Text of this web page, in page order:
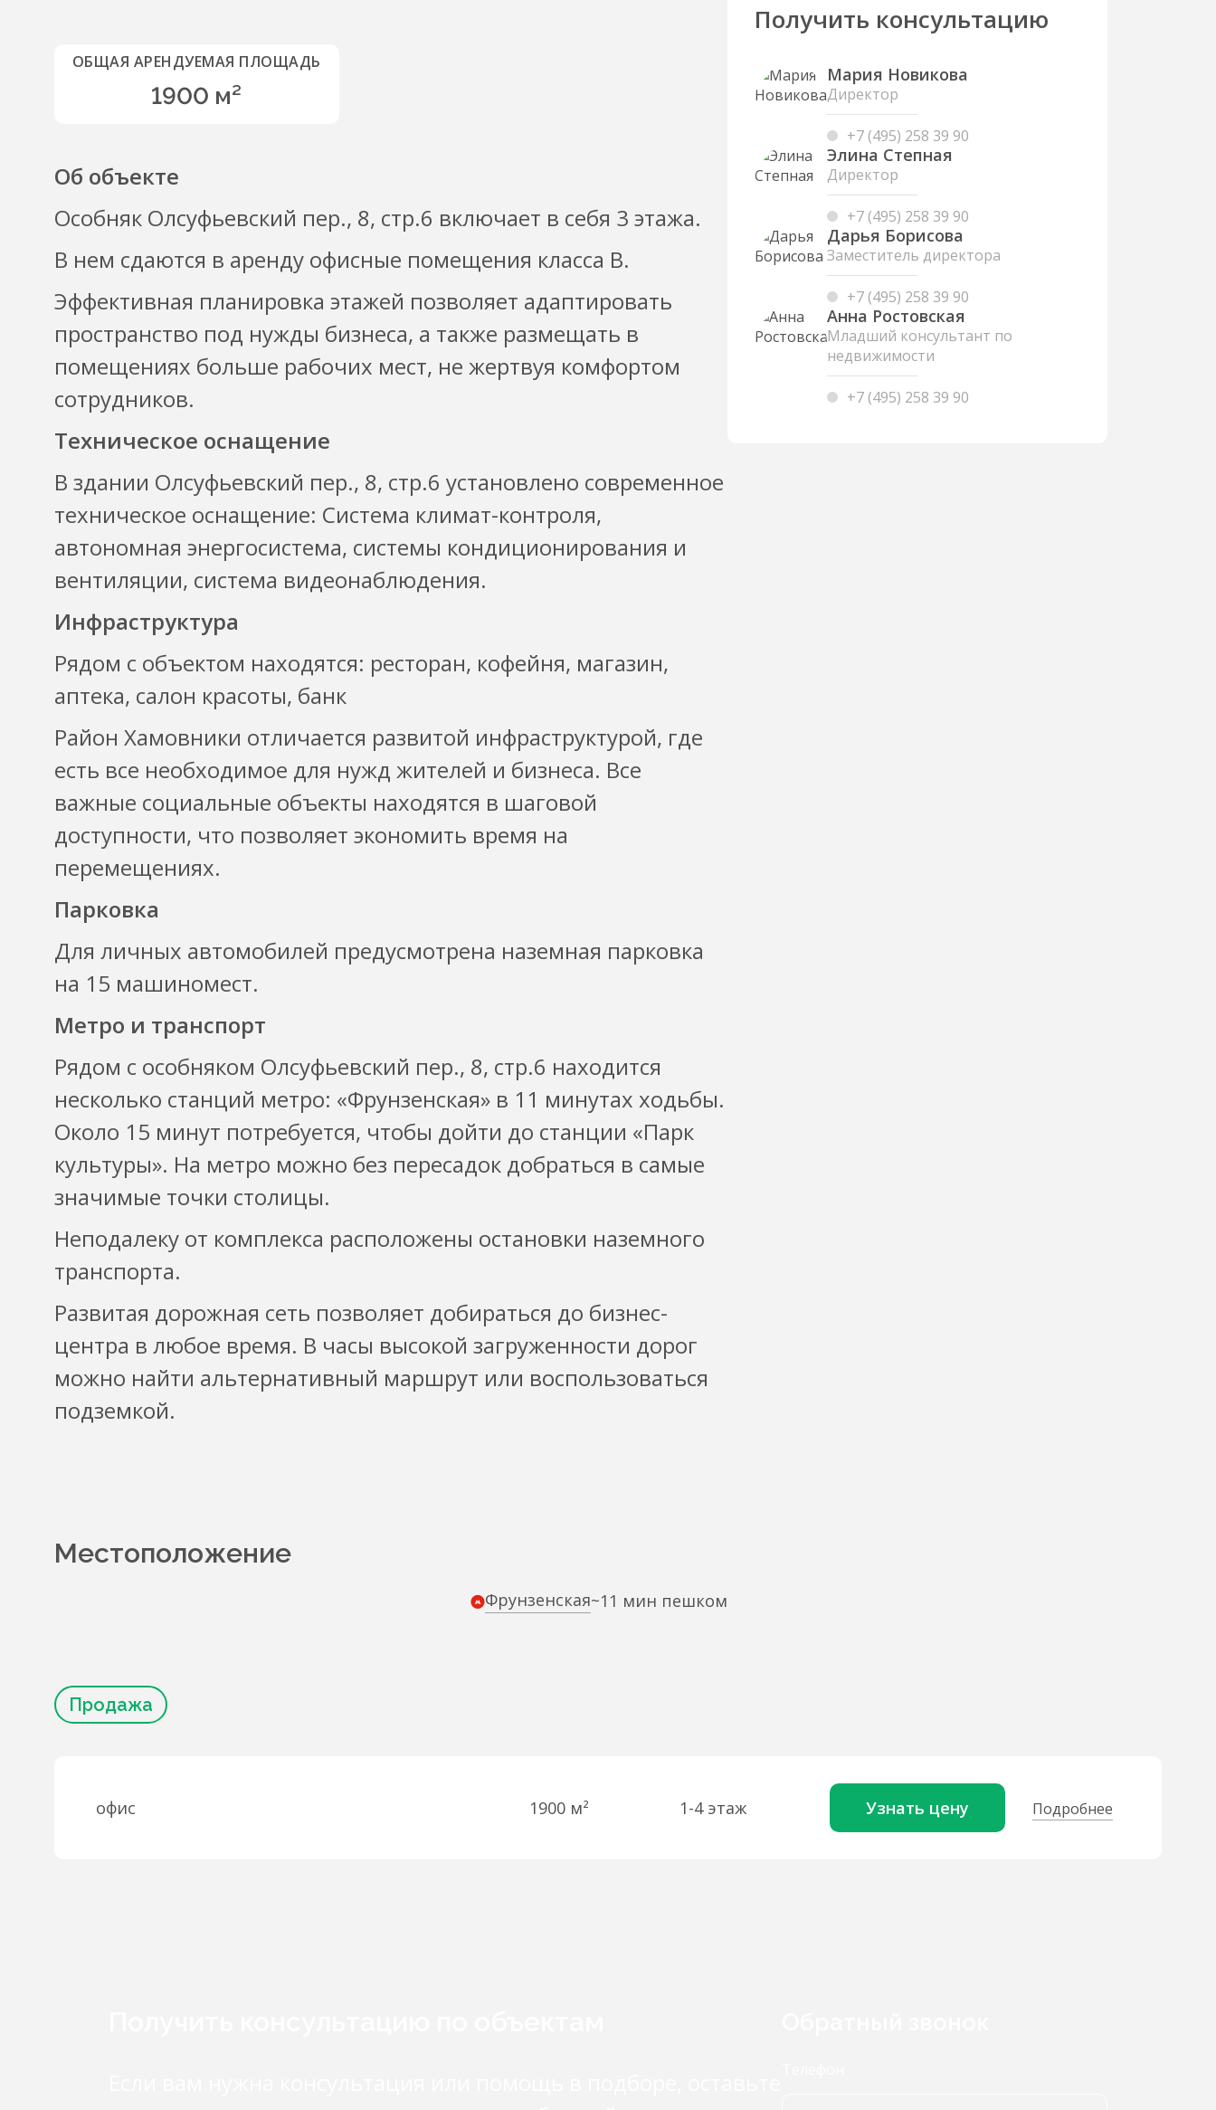
ОБЩАЯ АРЕНДУЕМАЯ ПЛОЩАДЬ
1900 м²
Об объекте
Особняк Олсуфьевский пер., 8, стр.6 включает в себя 3 этажа.
В нем сдаются в аренду офисные помещения класса B.
Эффективная планировка этажей позволяет адаптировать
пространство под нужды бизнеса, а также размещать в
помещениях больше рабочих мест, не жертвуя комфортом
сотрудников.
Техническое оснащение
В здании Олсуфьевский пер., 8, стр.6 установлено современное
техническое оснащение: Система климат-контроля,
автономная энергосистема, системы кондиционирования и
вентиляции, система видеонаблюдения.
Инфраструктура
Рядом с объектом находятся: ресторан, кофейня, магазин,
аптека, салон красоты, банк
Район Хамовники отличается развитой инфраструктурой, где
есть все необходимое для нужд жителей и бизнеса. Все
важные социальные объекты находятся в шаговой
доступности, что позволяет экономить время на
перемещениях.
Парковка
Для личных автомобилей предусмотрена наземная парковка
на 15 машиномест.
Метро и транспорт
Рядом с особняком Олсуфьевский пер., 8, стр.6 находится
несколько станций метро: «Фрунзенская» в 11 минутах ходьбы.
Около 15 минут потребуется, чтобы дойти до станции «Парк
культуры». На метро можно без пересадок добраться в самые
значимые точки столицы.
Неподалеку от комплекса расположены остановки наземного
транспорта.
Развитая дорожная сеть позволяет добираться до бизнес-
центра в любое время. В часы высокой загруженности дорог
можно найти альтернативный маршрут или воспользоваться
подземкой.
Получить консультацию
Мария Новикова
Директор
+7 (495) 258 39 90
Элина Степная
Директор
+7 (495) 258 39 90
Дарья Борисова
Заместитель директора
+7 (495) 258 39 90
Анна Ростовская
Младший консультант по
недвижимости
+7 (495) 258 39 90
Местоположение
Фрунзенская~11 мин пешком
Продажа
офис 1900 м² 1-4 этаж Узнать цену Подробнее